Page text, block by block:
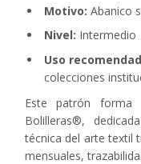
Motivo: Abanico
Nivel: Intermedio
Uso
colecciones
Este patrón forma
Bolilleras®,
técnica del arte textil
mensuales,